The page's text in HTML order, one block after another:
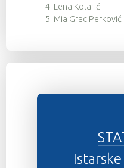
4. Lena Kolarić
5. Mia Grac Perković